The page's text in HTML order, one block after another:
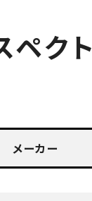
ペク
メーカー